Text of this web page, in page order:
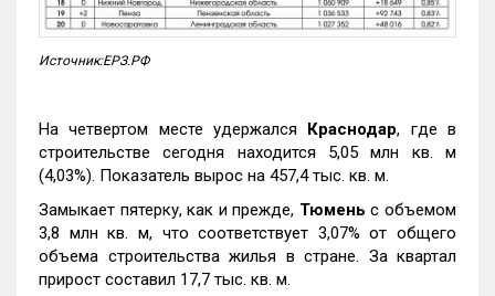
Источник:ЕРЗ.РФ
На четвертом месте удержался Краснодар, где в
строительстве сегодня находится 5,05 млн кв. м
(4,03%). Показатель вырос на 457,4 тыс. кв. м.
Замыкает пятерку, как и прежде, Тюмень с объемом
3,8 млн кв. м, что соответствует 3,07% от общего
объема строительства жилья в стране. За квартал
прирост составил 17,7 тыс. кв. м.